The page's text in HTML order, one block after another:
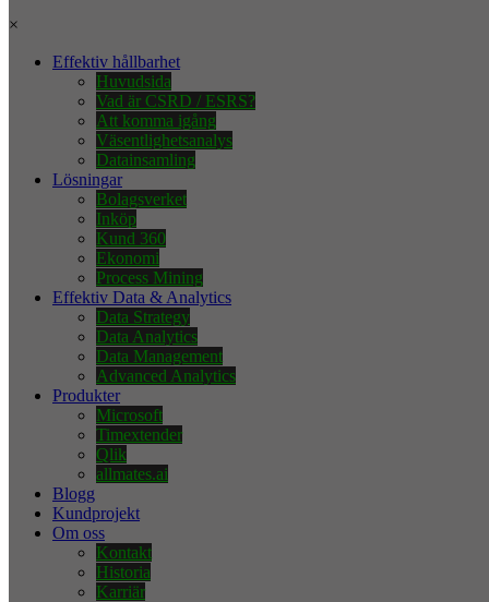
×
Effektiv hållbarhet
Huvudsida
Vad är CSRD / ESRS?
Att komma igång
Väsentlighetsanalys
Datainsamling
Lösningar
Bolagsverket
Inköp
Kund 360
Ekonomi
Process Mining
Effektiv Data & Analytics
Data Strategy
Data Analytics
Data Management
Advanced Analytics
Produkter
Microsoft
Timextender
Qlik
allmates.ai
Blogg
Kundprojekt
Om oss
Kontakt
Historia
Karriär